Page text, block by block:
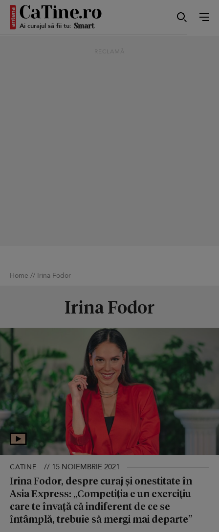
Ai curajul să fii tu: Smart
RECLAMĂ
Home // Irina Fodor
Irina Fodor
CATINE // 15 NOIEMBRIE 2021
Irina Fodor, despre curaj și onestitate în
Asia Express: „Competiția e un exercițiu
care te învață că indiferent de ce se
întâmplă, trebuie să mergi mai departe”